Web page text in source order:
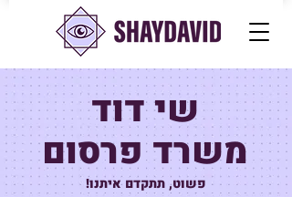
שי דוד
משרד פרסום
פשוט, תתקדם איתנו!